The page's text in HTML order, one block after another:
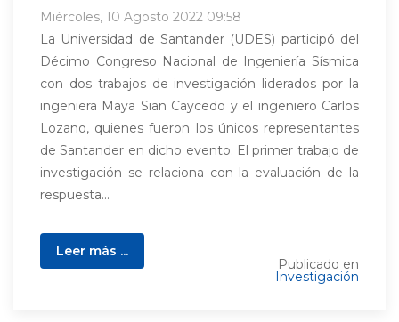
Miércoles, 10 Agosto 2022 09:58
La Universidad de Santander (UDES) participó del
Décimo Congreso Nacional de Ingeniería Sísmica
con dos trabajos de investigación liderados por la
ingeniera Maya Sian Caycedo y el ingeniero Carlos
Lozano, quienes fueron los únicos representantes
de Santander en dicho evento. El primer trabajo de
investigación se relaciona con la evaluación de la
respuesta...
Leer más ...
Publicado en
Investigación